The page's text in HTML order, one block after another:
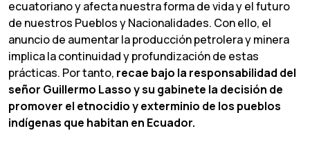
ecuatoriano y afecta nuestra forma de vida y el futuro
de nuestros Pueblos y Nacionalidades. Con ello, el
anuncio de aumentar la producción petrolera y minera
implica la continuidad y profundización de estas
prácticas. Por tanto, recae bajo la responsabilidad del
señor Guillermo Lasso y su gabinete la decisión de
promover el etnocidioyexterminio de los pueblos
indígenas que habitan en Ecuador.